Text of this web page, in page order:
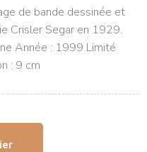
de bande dessinée et
Crisler Segar en 1929.
Année : 1999 Limité
: 9 cm